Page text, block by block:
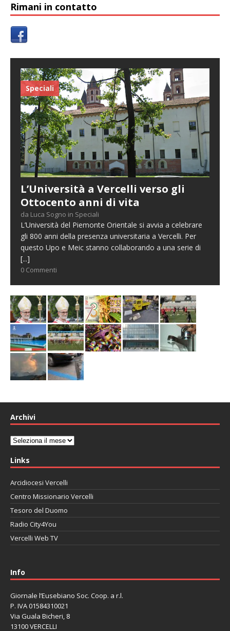
Rimani in contatto
Speciali
L’Università a Vercelli verso gli
Ottocento anni di vita
da Luca Sogno in Speciali
L’Università del Piemonte Orientale si avvia a celebrare
gli 800 anni della presenza universitaria a Vercelli. Per
questo Upo e Meic stanno collaborando a una serie di
[...]
0 Commenti
Archivi
Archivi
Links
Arcidiocesi Vercelli
Centro Missionario Vercelli
Tesoro del Duomo
Radio City4You
Vercelli Web TV
Info
Giornale l’Eusebiano Soc. Coop. a r.l.
P. IVA 01584310021
Via Guala Bicheri, 8
13100 VERCELLI